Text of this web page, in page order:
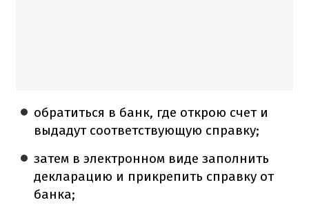
обратиться в банк, где открою счет и
выдадут соответствующую справку;
затем в электронном виде заполнить
декларацию и прикрепить справку от
банка;